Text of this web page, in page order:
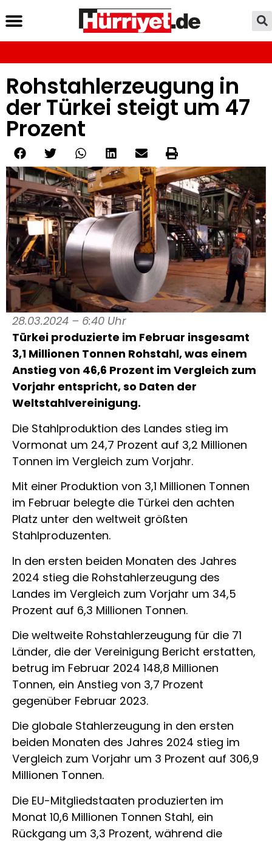
Rohstahlerzeugung in
der Türkei steigt um 47
Prozent
28.03.2024 – 6:40 Uhr
Türkei produzierte im Februar insgesamt
3,1 Millionen Tonnen Rohstahl, was einem
Anstieg von 46,6 Prozent im Vergleich zum
Vorjahr entspricht, so Daten der
Weltstahlvereinigung.
Die Stahlproduktion des Landes stieg im
Vormonat um 24,7 Prozent auf 3,2 Millionen
Tonnen im Vergleich zum Vorjahr.
Mit einer Produktion von 3,1 Millionen Tonnen
im Februar belegte die Türkei den achten
Platz unter den weltweit größten
Stahlproduzenten.
In den ersten beiden Monaten des Jahres
2024 stieg die Rohstahlerzeugung des
Landes im Vergleich zum Vorjahr um 34,5
Prozent auf 6,3 Millionen Tonnen.
Die weltweite Rohstahlerzeugung für die 71
Länder, die der Vereinigung Bericht erstatten,
betrug im Februar 2024 148,8 Millionen
Tonnen, ein Anstieg von 3,7 Prozent
gegenüber Februar 2023.
Die globale Stahlerzeugung in den ersten
beiden Monaten des Jahres 2024 stieg im
Vergleich zum Vorjahr um 3 Prozent auf 306,9
Millionen Tonnen.
Die EU-Mitgliedstaaten produzierten im
Monat 10,6 Millionen Tonnen Stahl, ein
Rückgang um 3,3 Prozent, während die